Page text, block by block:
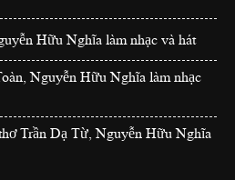
Hữu Nghĩa làm nhạc và hát
Nguyễn Hữu Nghĩa làm nhạc
Trần Dạ Từ, Nguyễn Hữu Nghĩa